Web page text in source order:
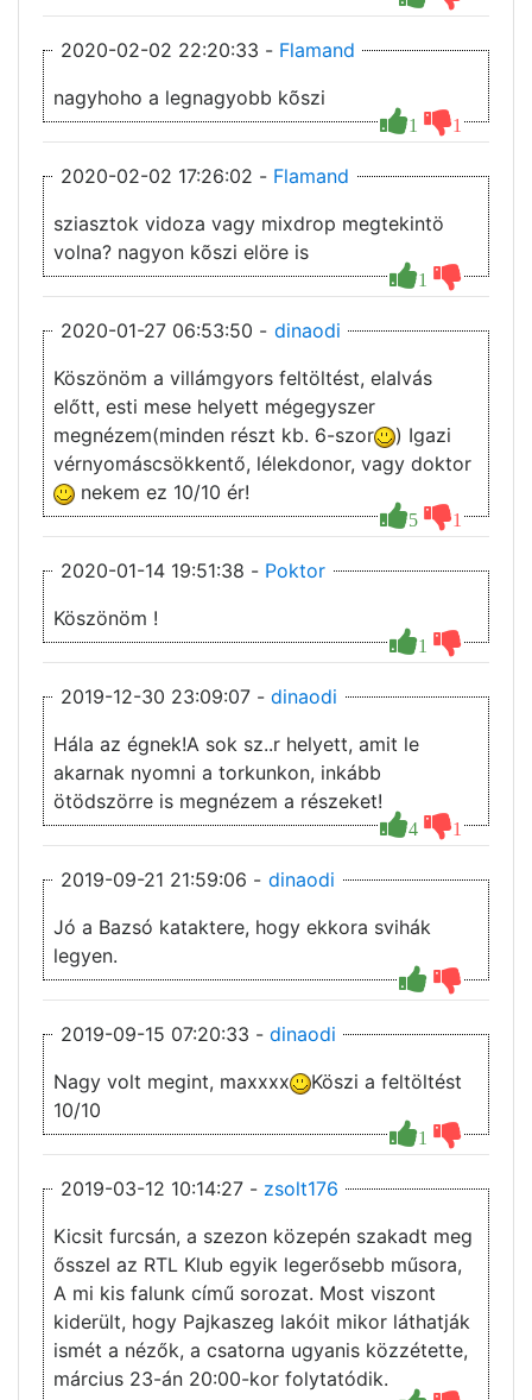
2020-02-02 22:20:33 - Flamand
1 1
nagyhoho a legnagyobb kõszi
2020-02-02 17:26:02 - Flamand
1
sziasztok vidoza vagy mixdrop megtekintö
volna? nagyon kõszi elöre is
2020-01-27 06:53:50 - dinaodi
5 1
Köszönöm a villámgyors feltöltést, elalvás
előtt, esti mese helyett mégegyszer
megnézem(minden részt kb. 6-szor
) Igazi
vérnyomáscsökkentő, lélekdonor, vagy doktor
nekem ez 10/10 ér!
2020-01-14 19:51:38 - Poktor
1
Köszönöm !
2019-12-30 23:09:07 - dinaodi
4 1
Hála az égnek!A sok sz..r helyett, amit le
akarnak nyomni a torkunkon, inkább
ötödszörre is megnézem a részeket!
2019-09-21 21:59:06 - dinaodi
Jó a Bazsó kataktere, hogy ekkora svihák
legyen.
2019-09-15 07:20:33 - dinaodi
1
Nagy volt megint, maxxxx
Köszi a feltöltést
10/10
2019-03-12 10:14:27 - zsolt176
Kicsit furcsán, a szezon közepén szakadt meg
ősszel az RTL Klub egyik legerősebb műsora,
A mi kis falunk című sorozat. Most viszont
kiderült, hogy Pajkaszeg lakóit mikor láthatják
ismét a nézők, a csatorna ugyanis közzétette,
március 23-án 20:00-kor folytatódik.